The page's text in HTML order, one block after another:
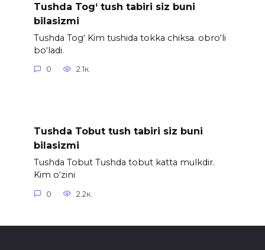
Tushda Tog‘ tush tabiri siz buni
bilasizmi
Tushda Tog‘ Kim tushida tokka chiksa. obro‘li
bo‘ladi.
0 2.1к.
Tushda Tobut tush tabiri siz buni
bilasizmi
Tushda Tobut Tushda tobut katta mulkdir.
Kim o‘zini
0 2.2к.